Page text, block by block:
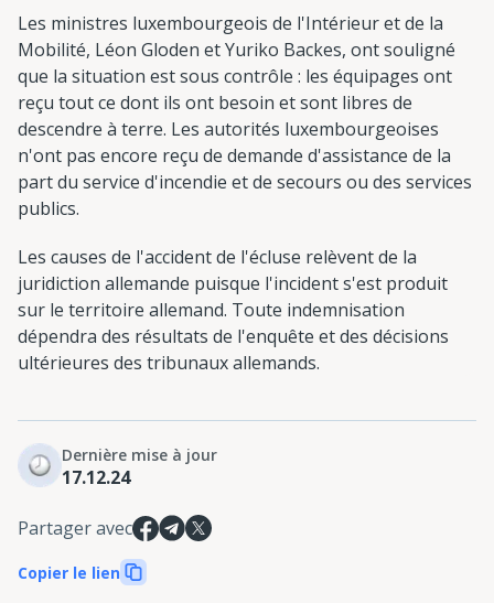
Les ministres luxembourgeois de l'Intérieur et de la
Mobilité, Léon Gloden et Yuriko Backes, ont souligné
que la situation est sous contrôle : les équipages ont
reçu tout ce dont ils ont besoin et sont libres de
descendre à terre. Les autorités luxembourgeoises
n'ont pas encore reçu de demande d'assistance de la
part du service d'incendie et de secours ou des services
publics.
Les causes de l'accident de l'écluse relèvent de la
juridiction allemande puisque l'incident s'est produit
sur le territoire allemand. Toute indemnisation
dépendra des résultats de l'enquête et des décisions
ultérieures des tribunaux allemands.
Dernière mise à jour
17.12.24
Partager avec
Copier le lien